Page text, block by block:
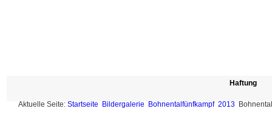
Haftung
Aktuelle Seite: Startseite Bildergalerie Bohnentalfünfkampf 2013